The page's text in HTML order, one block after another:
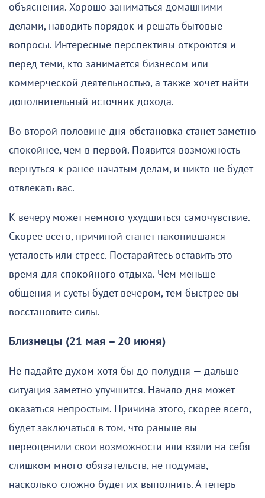
объяснения. Хорошо заниматься домашними
делами, наводить порядок и решать бытовые
вопросы. Интересные перспективы откроются и
перед теми, кто занимается бизнесом или
коммерческой деятельностью, а также хочет найти
дополнительный источник дохода.
Во второй половине дня обстановка станет заметно
спокойнее, чем в первой. Появится возможность
вернуться к ранее начатым делам, и никто не будет
отвлекать вас.
К вечеру может немного ухудшиться самочувствие.
Скорее всего, причиной станет накопившаяся
усталость или стресс. Постарайтесь оставить это
время для спокойного отдыха. Чем меньше
общения и суеты будет вечером, тем быстрее вы
восстановите силы.
Близнецы (21 мая – 20 июня)
Не падайте духом хотя бы до полудня — дальше
ситуация заметно улучшится. Начало дня может
оказаться непростым. Причина этого, скорее всего,
будет заключаться в том, что раньше вы
переоценили свои возможности или взяли на себя
слишком много обязательств, не подумав,
насколько сложно будет их выполнить. А теперь